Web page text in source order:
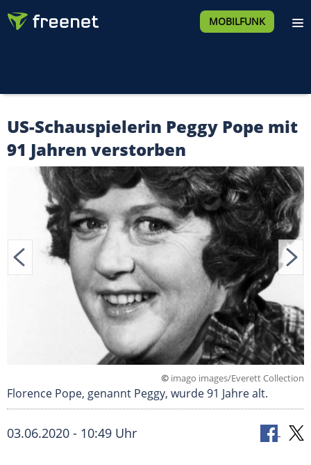
MOBILFUNK
US-Schauspielerin Peggy Pope mit
91 Jahren verstorben
© imago images/Everett Collection
Florence Pope, genannt Peggy, wurde 91 Jahre alt.
03.06.2020 - 10:49 Uhr